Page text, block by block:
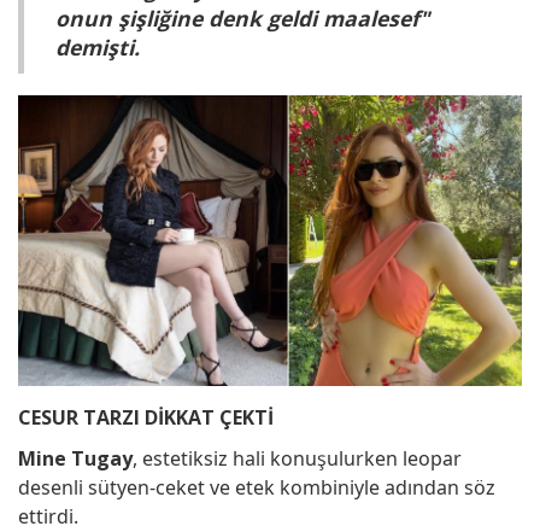
onun şişliğine denk geldi maalesef"
demişti.
CESUR TARZI DİKKAT ÇEKTİ
Mine Tugay, estetiksiz hali konuşulurken leopar
desenli sütyen-ceket ve etek kombiniyle adından söz
ettirdi.